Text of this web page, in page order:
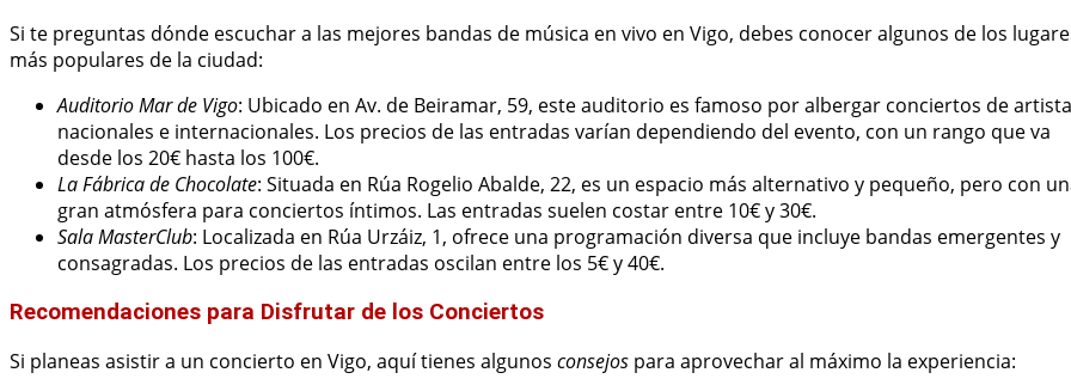
Si te preguntas dónde escuchar a las mejores bandas de música en vivo en Vigo, debes conocer algunos de los
más populares de la ciudad:
Auditorio Mar de Vigo: Ubicado en Av. de Beiramar, 59, este auditorio es famoso por albergar conciertos de
nacionales e internacionales. Los precios de las entradas varían dependiendo del evento, con un rango que va
desde los 20€ hasta los 100€.
La Fábrica de Chocolate: Situada en Rúa Rogelio Abalde, 22, es un espacio más alternativo y pequeño, pero con
gran atmósfera para conciertos íntimos. Las entradas suelen costar entre 10€ y 30€.
Sala MasterClub: Localizada en Rúa Urzáiz, 1, ofrece una programación diversa que incluye bandas emergentes y
consagradas. Los precios de las entradas oscilan entre los 5€ y 40€.
Recomendaciones para Disfrutar de los Conciertos
Si planeas asistir a un concierto en Vigo, aquí tienes algunos consejos para aprovechar al máximo la experiencia: